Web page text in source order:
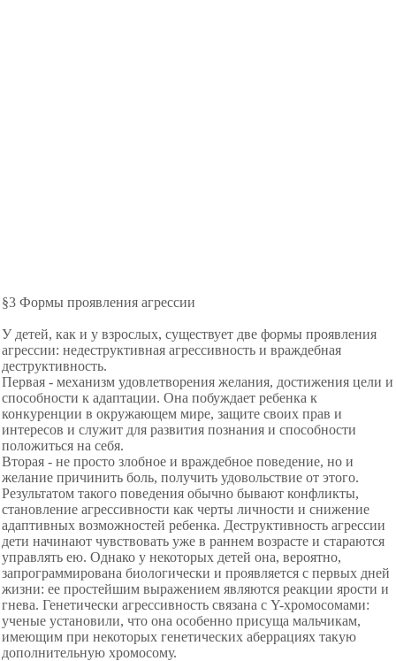
§3 Формы проявления агрессии
У детей, как и у взрослых, существует две формы проявления
агрессии: недеструктивная агрессивность и враждебная
деструктивность.
Первая - механизм удовлетворения желания, достижения цели и
способности к адаптации. Она побуждает ребенка к
конкуренции в окружающем мире, защите своих прав и
интересов и служит для развития познания и способности
положиться на себя.
Вторая - не просто злобное и враждебное поведение, но и
желание причинить боль, получить удовольствие от этого.
Результатом такого поведения обычно бывают конфликты,
становление агрессивности как черты личности и снижение
адаптивных возможностей ребенка. Деструктивность агрессии
дети начинают чувствовать уже в раннем возрасте и стараются
управлять ею. Однако у некоторых детей она, вероятно,
запрограммирована биологически и проявляется с первых дней
жизни: ее простейшим выражением являются реакции ярости и
гнева. Генетически агрессивность связана с Y-хромосомами:
ученые установили, что она особенно присуща мальчикам,
имеющим при некоторых генетических аберрациях такую
дополнительную хромосому.